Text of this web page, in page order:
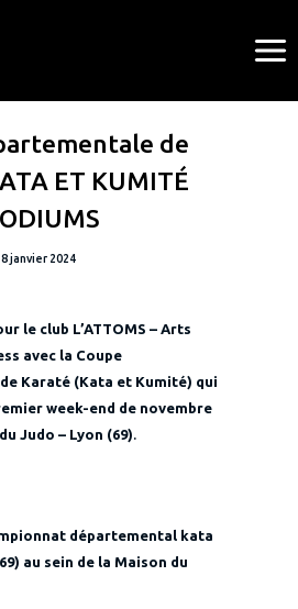
de
ET KUMITÉ
janvier 2024
le club L’ATTOMS – Arts
avec la Coupe
Karaté (Kata et Kumité) qui
week-end de novembre
Judo – Lyon (69).
départemental kata
au sein de la Maison du